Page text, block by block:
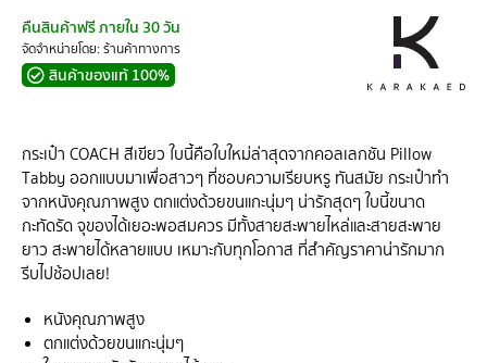
คืนสินค้าฟรี ภายใน 30 วัน
จัดจำหน่ายโดย: ร้านค้าทางการ
สินค้าของแท้ 100%
กระเป๋า COACH สีเขียว ใบนี้คือใบใหม่ล่าสุดจากคอลเลกชัน Pillow
Tabby ออกแบบมาเพื่อสาวๆ ที่ชอบความเรียบหรู ทันสมัย กระเป๋าทำ
จากหนังคุณภาพสูง ตกแต่งด้วยขนแกะนุ่มๆ น่ารักสุดๆ ใบนี้ขนาด
กะทัดรัด จุของได้เยอะพอสมควร มีทั้งสายสะพายไหล่และสายสะพาย
ยาว สะพายได้หลายแบบ เหมาะกับทุกโอกาส ที่สำคัญราคาน่ารักมาก
รีบไปช้อปเลย!
หนังคุณภาพสูง
ตกแต่งด้วยขนแกะนุ่มๆ